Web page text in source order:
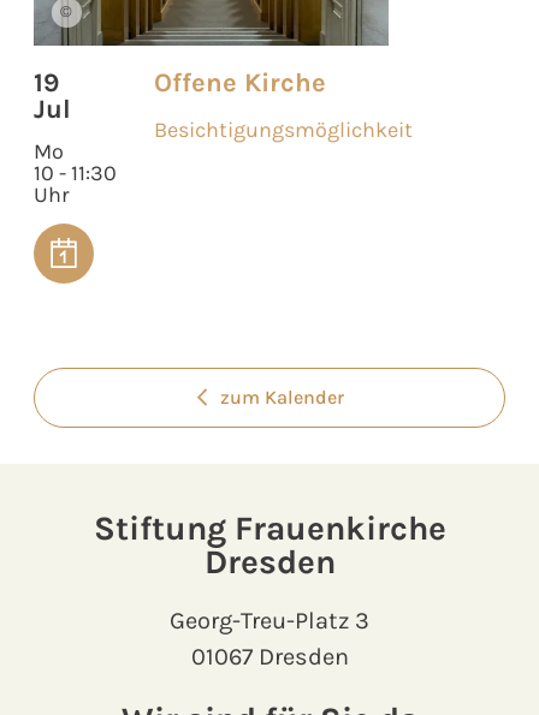
©
19
Jul
Mo
10 - 11:30
Uhr
Offene Kirche
Besichtigungsmöglichkeit
zum Kalender
Stiftung Frauenkirche
Dresden
Georg-Treu-Platz 3
01067 Dresden